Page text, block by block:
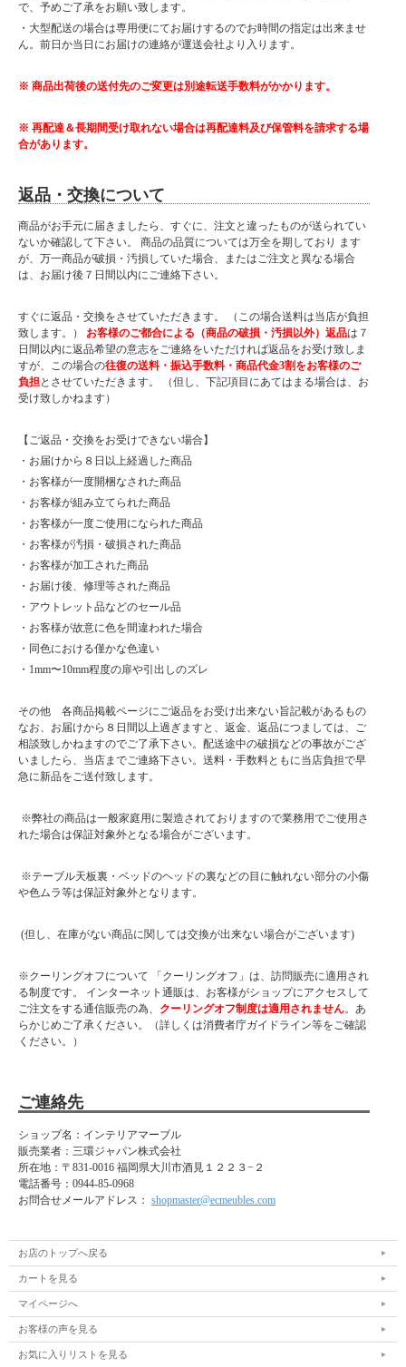
で、予めご了承をお願い致します。
・大型配送の場合は専用便にてお届けするのでお時間の指定は出来ませ
ん。前日か当日にお届けの連絡が運送会社より入ります。
※ 商品出荷後の送付先のご変更は別途転送手数料がかかります。
※ 再配達＆長期間受け取れない場合は再配達料及び保管料を請求する場
合があります。
返品・交換について
商品がお手元に届きましたら、すぐに、注文と違ったものが送られてい
ないか確認して下さい。 商品の品質については万全を期しており ます
が、万一商品が破損・汚損していた場合、またはご注文と異なる場合
は、お届け後７日間以内にご連絡下さい。
すぐに返品・交換をさせていただきます。 （この場合送料は当店が負担
致します。） お客様のご都合による（商品の破損・汚損以外）返品は７
日間以内に返品希望の意志をご連絡をいただければ返品をお受け致しま
すが、この場合の往復の送料・振込手数料・商品代金3割をお客様のご
負担とさせていただきます。 （但し、下記項目にあてはまる場合は、お
受け致しかねます）
【ご返品・交換をお受けできない場合】
・お届けから８日以上経過した商品
・お客様が一度開梱なされた商品
・お客様が組み立てられた商品
・お客様が一度ご使用になられた商品
・お客様が汚損・破損された商品
・お客様が加工された商品
・お届け後、修理等された商品
・アウトレット品などのセール品
・お客様が故意に色を間違われた場合
・同色における僅かな色違い
・1mm〜10mm程度の扉や引出しのズレ
その他 各商品掲載ページにご返品をお受け出来ない旨記載があるもの
なお、お届けから８日間以上過ぎますと、返金、返品につましては、ご
相談致しかねますのでご了承下さい。配送途中の破損などの事故がござ
いましたら、当店までご連絡下さい。送料・手数料ともに当店負担で早
急に新品をご送付致します。
※弊社の商品は一般家庭用に製造されておりますので業務用でご使用さ
れた場合は保証対象外となる場合がございます。
※テーブル天板裏・ベッドのヘッドの裏などの目に触れない部分の小傷
や色ムラ等は保証対象外となります。
(但し、在庫がない商品に関しては交換が出来ない場合がございます)
※クーリングオフについて 「クーリングオフ」は、訪問販売に適用され
る制度です。 インターネット通販は、お客様がショップにアクセスして
ご注文をする通信販売の為、 クーリングオフ制度は適用されません。あ
らかじめご了承ください。（詳しくは消費者庁ガイドライン等をご確認
ください。）
ご連絡先
ショップ名：インテリアマーブル
販売業者：三環ジャパン株式会社
所在地： 〒831-0016 福岡県大川市酒見１２２３−２
電話番号： 0944-85-0968
お問合せメールアドレス： shopmaster@ecmeubles.com
お店のトップへ戻る
カートを見る
マイページへ
お客様の声を見る
お気に入りリストを見る